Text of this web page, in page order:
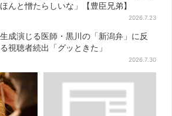
んと憎たらしいな」【豊臣兄弟】
2026.7.23
成演じる医師・黒川の「新潟弁」に反
視聴者続出「グッときた」
2026.7.30